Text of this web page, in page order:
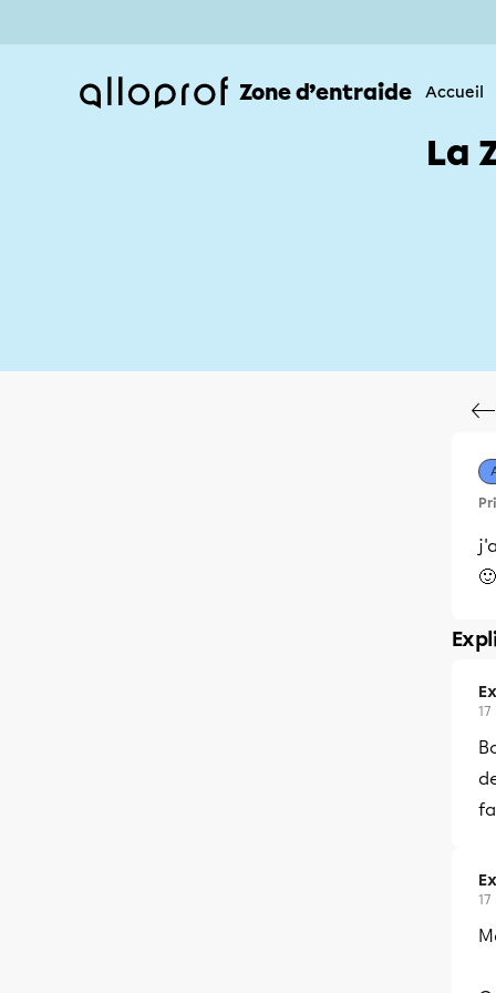
Zone d’entraide Accueil
La
17
17